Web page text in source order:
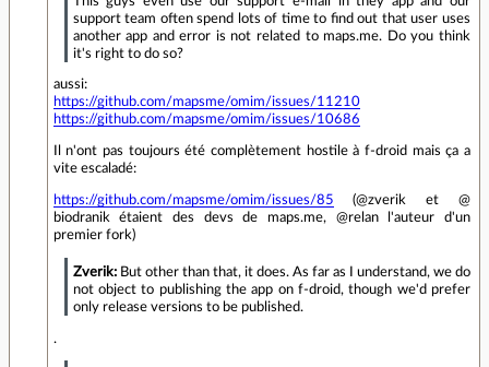
support team often spend lots of time to find out that user uses
another app and error is not related to maps.me. Do you think
it's right to do so?
aussi:
https://github.com/mapsme/omim/issues/11210
https://github.com/mapsme/omim/issues/10686
Il n'ont pas toujours été complètement hostile à f-droid mais ça a
vite escaladé:
https://github.com/mapsme/omim/issues/85 (@zverik et @
biodranik étaient des devs de maps.me, @relan l'auteur d'un
premier fork)
Zverik:But other than that, it does. As far as I understand, we do
not object to publishing the app on f-droid, though we'd prefer
only release versions to be published.
.